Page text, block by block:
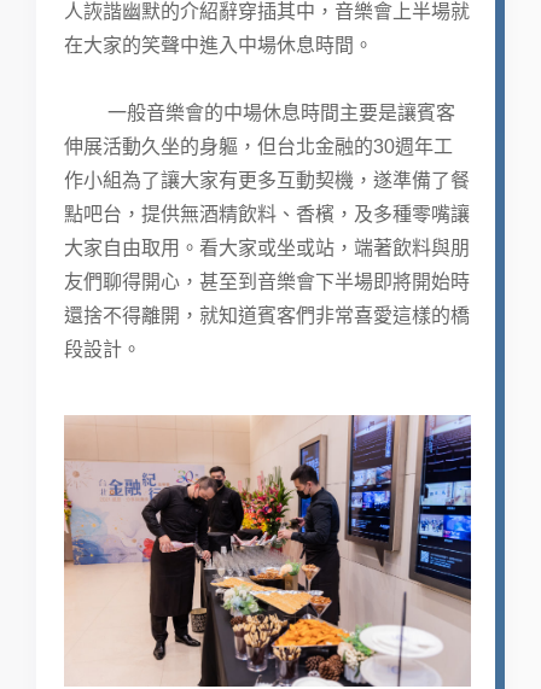
人詼諧幽默的介紹辭穿插其中，音樂會上半場就
在大家的笑聲中進入中場休息時間。
一般音樂會的中場休息時間主要是讓賓客
伸展活動久坐的身軀，但台北金融的30週年工
作小組為了讓大家有更多互動契機，遂準備了餐
點吧台，提供無酒精飲料、香檳，及多種零嘴讓
大家自由取用。看大家或坐或站，端著飲料與朋
友們聊得開心，甚至到音樂會下半場即將開始時
還捨不得離開，就知道賓客們非常喜愛這樣的橋
段設計。